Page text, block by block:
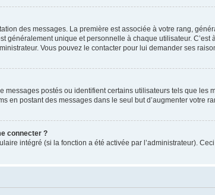
des messages. La première est associée à votre rang,
unique et personnelle à chaque utilisateur.
Vous pouvez le contacter pour lui demander ses
postés ou identifient certains utilisateurs tels que
en postant des messages dans le seul but d’augmenter
connecter ?
intégré (si la fonction a été activée par l’administrateur).